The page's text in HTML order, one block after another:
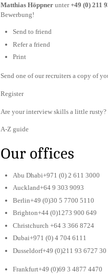
Matthias Höppner unter+49 (0) 211
Bewerbung!
Send to friend
Refer a friend
Print
Send one of our recruiters a copy of
Register
Are your interview skills a little rusty?
A-Z guide
Our offices
Abu Dhabi+971 (0) 2 611 3000
Auckland+64 9 303 9093
Berlin+49 (0)30 5 7700 5110
Brighton+44 (0)1273 900 649
Christchurch +64 3 366 8724
Dubai+971 (0) 4 704 6111
Dusseldorf+49 (0)211 93 6727 30
Frankfurt+49 (0)69 3 4877 4470